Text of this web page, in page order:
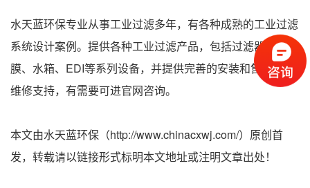
水天蓝环保专业从事工业过滤多年，有各种成熟的工业过滤
系统设计案例。提供各种工业过滤产品，包括过滤器、滤
膜、水箱、EDI等系列设备，并提供完善的安装和售后技术
维修支持，有需要可进官网咨询。
本文由水天蓝环保（http://www.chinacxwj.com/）原创首
发，转载请以链接形式标明本文地址或注明文章出处！